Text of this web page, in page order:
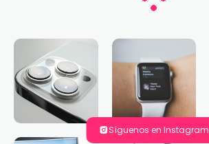
Síguenos en Instagram